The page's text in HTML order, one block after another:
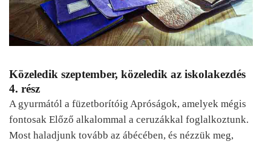
Közeledik szeptember, közeledik az iskolakezdés
4. rész
A gyurmától a füzetborítóig Apróságok, amelyek mégis
fontosak Előző alkalommal a ceruzákkal foglalkoztunk.
Most haladjunk tovább az ábécében, és nézzük meg,